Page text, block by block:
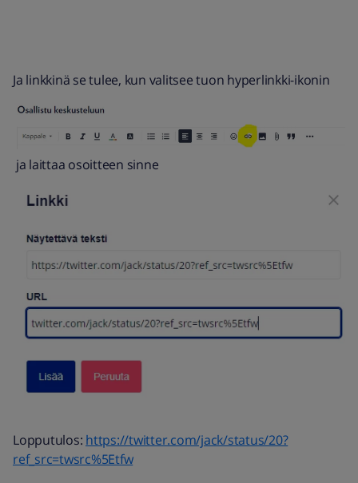
Ja linkkinä se tulee, kun valitsee tuon hyperlinkki-ikonin
ja laittaa osoitteen sinne
Lopputulos: https://twitter.com/jack/status/20?
ref_src=twsrc%5Etfw